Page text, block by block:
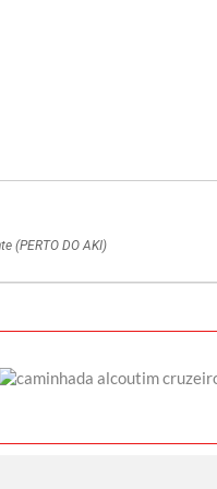
(PERTO DO AKI)